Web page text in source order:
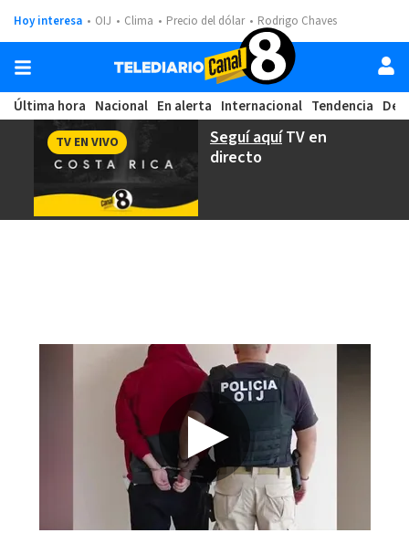
Hoy interesa OIJ Clima Precio del dólar Rodrigo Chaves
Última hora Nacional En alerta Internacional Tendencia
Seguí aquíTV en
directo
TV EN VIVO